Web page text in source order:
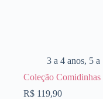
3 a 4 anos, 5 a
Coleção Comidinhas
R$ 119,90